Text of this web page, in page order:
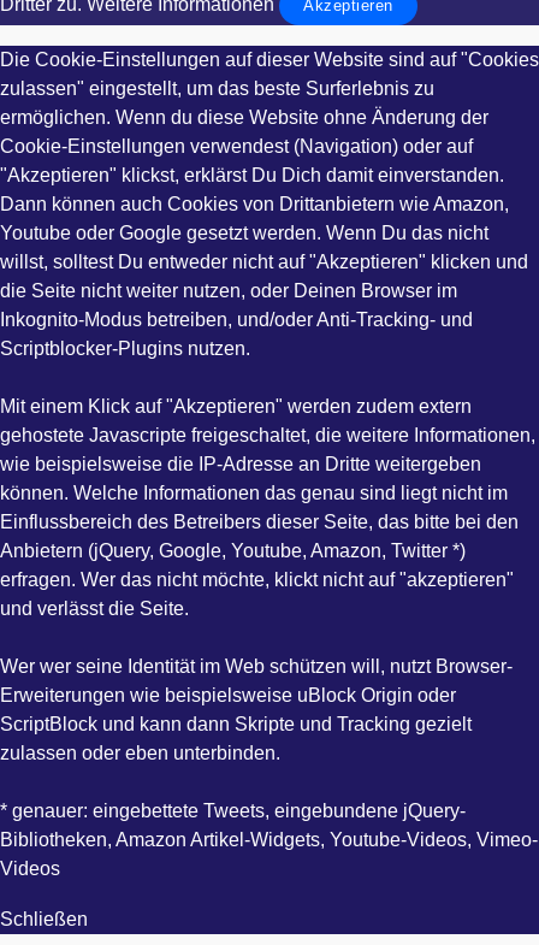
Dritter zu. Weitere Informationen Akzeptieren
Die Cookie-Einstellungen auf dieser Website sind auf "Cookies
zulassen" eingestellt, um das beste Surferlebnis zu
ermöglichen. Wenn du diese Website ohne Änderung der
Cookie-Einstellungen verwendest (Navigation) oder auf
"Akzeptieren" klickst, erklärst Du Dich damit einverstanden.
Dann können auch Cookies von Drittanbietern wie Amazon,
Youtube oder Google gesetzt werden. Wenn Du das nicht
willst, solltest Du entweder nicht auf "Akzeptieren" klicken und
die Seite nicht weiter nutzen, oder Deinen Browser im
Inkognito-Modus betreiben, und/oder Anti-Tracking- und
Scriptblocker-Plugins nutzen.
Mit einem Klick auf "Akzeptieren" werden zudem extern
gehostete Javascripte freigeschaltet, die weitere Informationen,
wie beispielsweise die IP-Adresse an Dritte weitergeben
können. Welche Informationen das genau sind liegt nicht im
Einflussbereich des Betreibers dieser Seite, das bitte bei den
Anbietern (jQuery, Google, Youtube, Amazon, Twitter *)
erfragen. Wer das nicht möchte, klickt nicht auf "akzeptieren"
und verlässt die Seite.
Wer wer seine Identität im Web schützen will, nutzt Browser-
Erweiterungen wie beispielsweise uBlock Origin oder
ScriptBlock und kann dann Skripte und Tracking gezielt
zulassen oder eben unterbinden.
* genauer: eingebettete Tweets, eingebundene jQuery-
Bibliotheken, Amazon Artikel-Widgets, Youtube-Videos, Vimeo-
Videos
Schließen